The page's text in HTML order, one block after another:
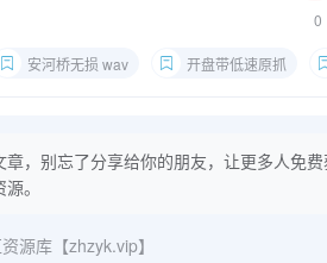
0
安河桥无损 wav 开盘带低速原抓
章，别忘了分享给你的朋友，让更多人免
。
源库【zhzyk.vip】